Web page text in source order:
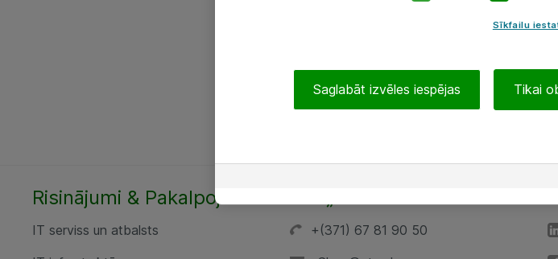
Risinājumi & Pakalpojumi
IT serviss un atbalsts
+(371) 67 81 90 50
Sīkfailu
Saglabāt izvēles iespējas Tikai